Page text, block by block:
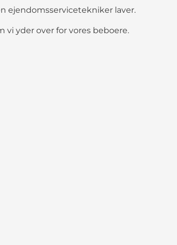
ejendomsservicetekniker laver.
vi yder over for vores beboere.